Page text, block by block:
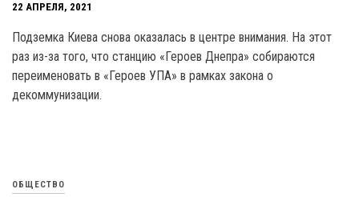
22 АПРЕЛЯ, 2021
Подземка Киева снова оказалась в центре внимания. На этот
раз из-за того, что станцию «Героев Днепра» собираются
переименовать в «Героев УПА» в рамках закона о
декоммунизации.
ОБЩЕСТВО